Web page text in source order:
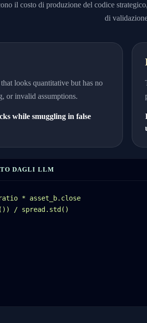
il costo di produzione del codice
di
looks quantitative but has no
or invalid assumptions.
while smuggling in false
DAGLI LLM
* asset_b.close
/ spread.std()